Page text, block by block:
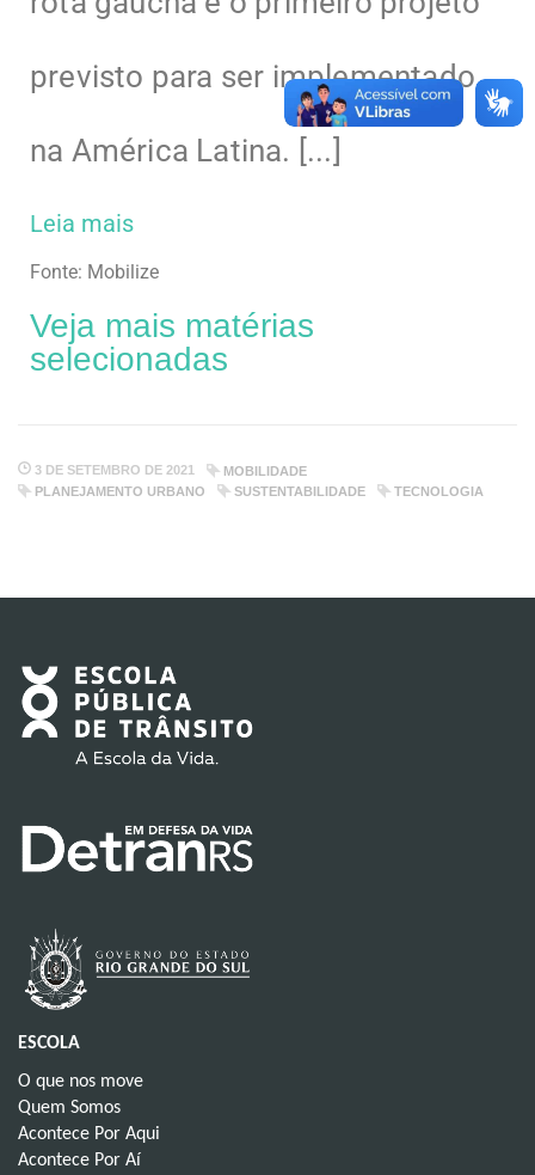
previsto para ser implementado
na América Latina. [...]
Leia mais
Fonte: Mobilize
Veja mais matérias
selecionadas
3 DE SETEMBRO DE 2021
MOBILIDADE
PLANEJAMENTO URBANO
SUSTENTABILIDADE TECNOLOGIA
ESCOLA
O que nos move
Quem Somos
Acontece Por Aqui
Acontece Por Aí